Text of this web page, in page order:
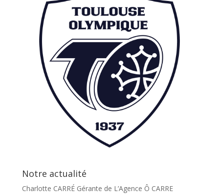
Notre actualité
Charlotte CARRÉ Gérante de L’Agence Ô CARRE